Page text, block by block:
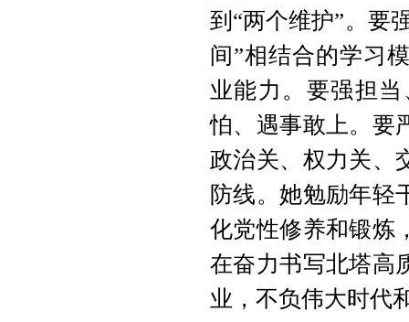
到“两个维护”。要
间”相结合的学习
业能力。要强担
怕、遇事敢上。要
政治关、权力关、
防线。她勉励年轻
化党性修养和锻炼
在奋力书写北塔高
业，不负伟大时代